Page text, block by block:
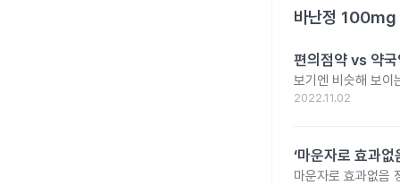
바난정 100mg
편의점약 vs 약
보기엔 비슷해 보이
2022.11.02
‘마운자로 효과
마운자로 효과없음